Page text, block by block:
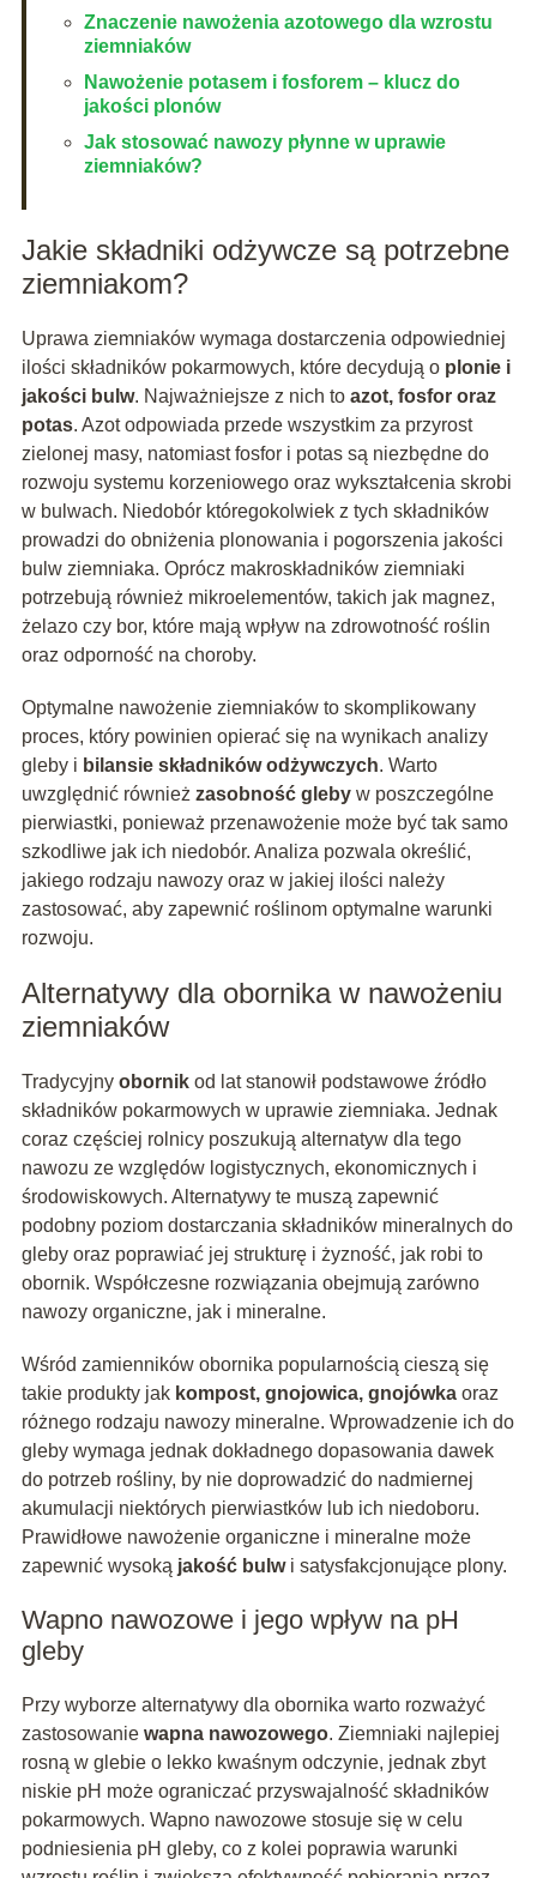
Znaczenie nawożenia azotowego dla wzrostu
ziemniaków
Nawożenie potasem i fosforem – klucz do
jakości plonów
Jak stosować nawozy płynne w uprawie
ziemniaków?
Jakie składniki odżywcze są potrzebne
ziemniakom?
Uprawa ziemniaków wymaga dostarczenia odpowiedniej
ilości składników pokarmowych, które decydują o plonie i
jakości bulw. Najważniejsze z nich to azot, fosfor oraz
potas. Azot odpowiada przede wszystkim za przyrost
zielonej masy, natomiast fosfor i potas są niezbędne do
rozwoju systemu korzeniowego oraz wykształcenia skrobi
w bulwach. Niedobór któregokolwiek z tych składników
prowadzi do obniżenia plonowania i pogorszenia jakości
bulw ziemniaka. Oprócz makroskładników ziemniaki
potrzebują również mikroelementów, takich jak magnez,
żelazo czy bor, które mają wpływ na zdrowotność roślin
oraz odporność na choroby.
Optymalne nawożenie ziemniaków to skomplikowany
proces, który powinien opierać się na wynikach analizy
gleby i bilansie składników odżywczych. Warto
uwzględnić również zasobność glebyw poszczególne
pierwiastki, ponieważ przenawożenie może być tak samo
szkodliwe jak ich niedobór. Analiza pozwala określić,
jakiego rodzaju nawozy oraz w jakiej ilości należy
zastosować, aby zapewnić roślinom optymalne warunki
rozwoju.
Alternatywy dla obornika w nawożeniu
ziemniaków
Tradycyjny obornikod lat stanowił podstawowe źródło
składników pokarmowych w uprawie ziemniaka. Jednak
coraz częściej rolnicy poszukują alternatyw dla tego
nawozu ze względów logistycznych, ekonomicznych i
środowiskowych. Alternatywy te muszą zapewnić
podobny poziom dostarczania składników mineralnych do
gleby oraz poprawiać jej strukturę i żyzność, jak robi to
obornik. Współczesne rozwiązania obejmują zarówno
nawozy organiczne, jak i mineralne.
Wśród zamienników obornika popularnością cieszą się
takie produkty jak kompost, gnojowica, gnojówkaoraz
różnego rodzaju nawozy mineralne. Wprowadzenie ich do
gleby wymaga jednak dokładnego dopasowania dawek
do potrzeb rośliny, by nie doprowadzić do nadmiernej
akumulacji niektórych pierwiastków lub ich niedoboru.
Prawidłowe nawożenie organiczne i mineralne może
zapewnić wysoką jakość bulwi satysfakcjonujące plony.
Wapno nawozowe i jego wpływ na pH
gleby
Przy wyborze alternatywy dla obornika warto rozważyć
zastosowanie wapna nawozowego. Ziemniaki najlepiej
rosną w glebie o lekko kwaśnym odczynie, jednak zbyt
niskie pH może ograniczać przyswajalność składników
pokarmowych. Wapno nawozowe stosuje się w celu
podniesienia pH gleby, co z kolei poprawia warunki